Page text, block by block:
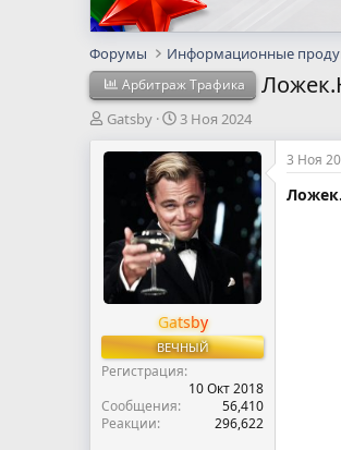
Форумы Информационные
Арбитраж Трафика
А
т
м
ы
Gatsby
Д
т
а
н
а
ч
а
л
3 Ноя 2024
Gatsby
ВЕЧНЫЙ
Регистрация
10 Окт 2018
Сообщения
56,410
Реакции
296,622
3 Ноя